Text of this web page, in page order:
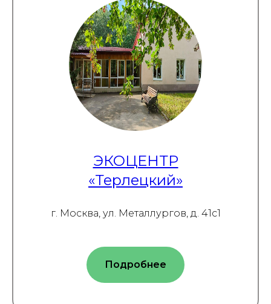
ЭКОЦЕНТР
«Терлецкий»
г. Москва, ул. Металлургов, д. 41с1
Подробнее